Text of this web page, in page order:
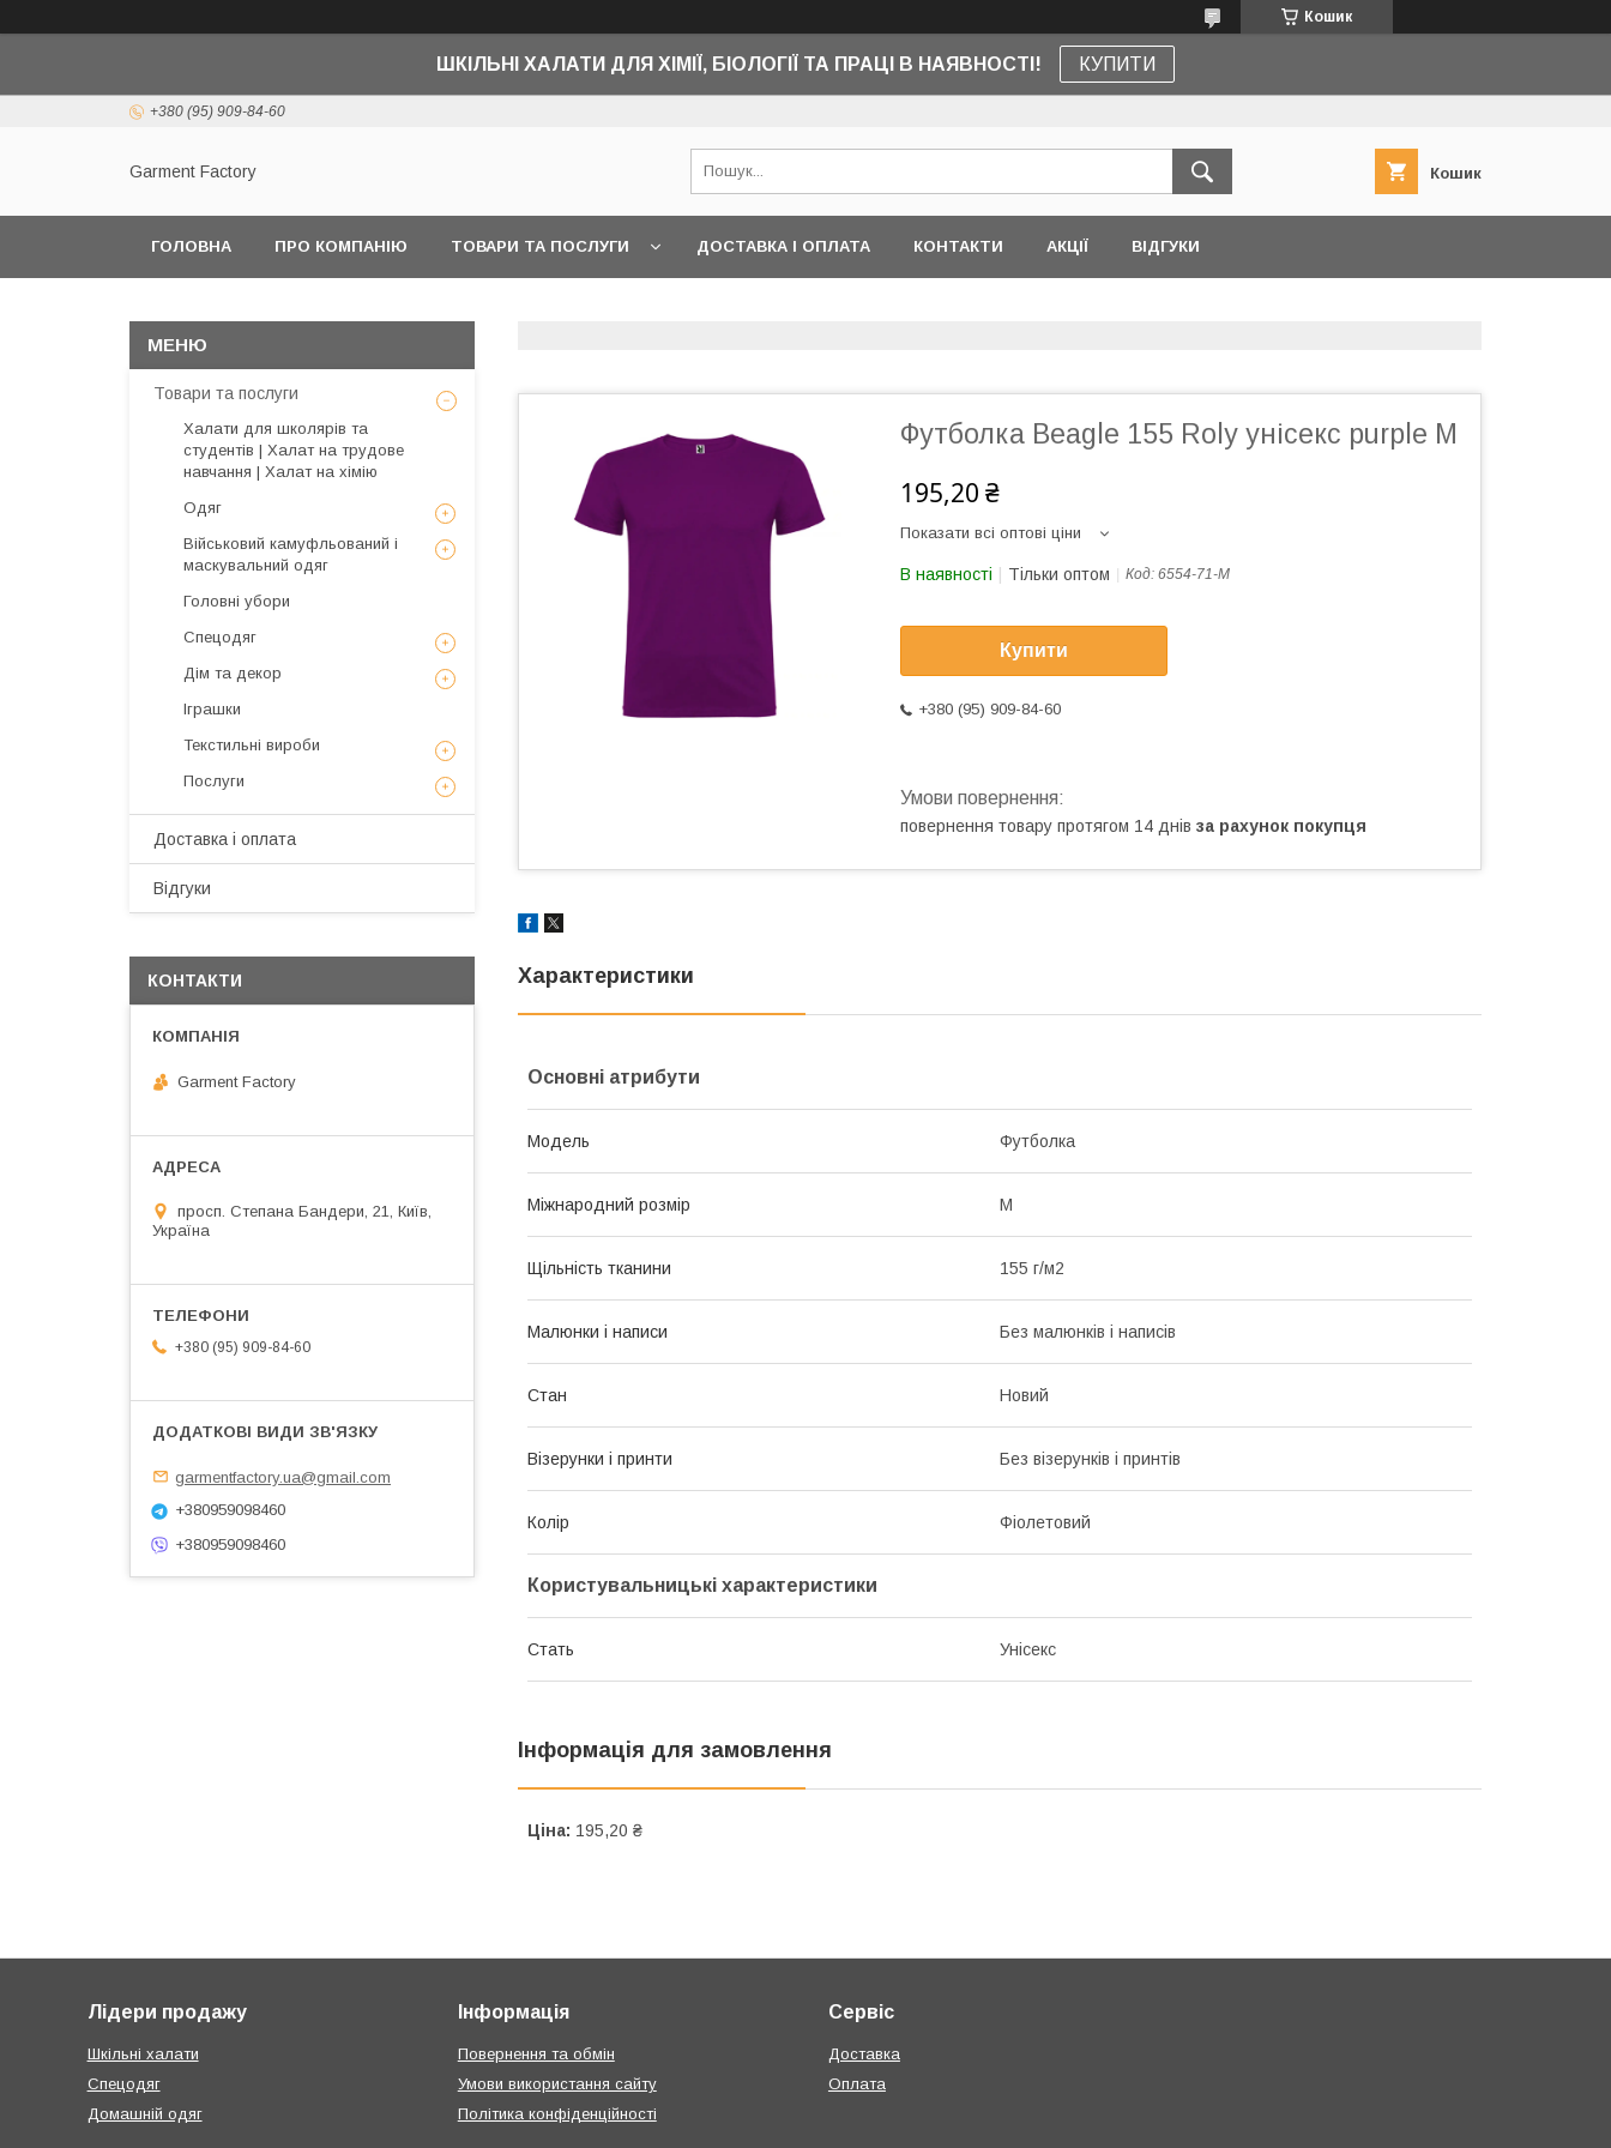
Кошик
ШКІЛЬНІ ХАЛАТИ ДЛЯ ХІМІЇ, БІОЛОГІЇ ТА ПРАЦІ В НАЯВНОСТІ! КУПИТИ
+380 (95) 909-84-60
Garment Factory Кошик
ГОЛОВНА ПРО КОМПАНІЮ ТОВАРИ ТА ПОСЛУГИ ДОСТАВКА І ОПЛАТА КОНТАКТИ АКЦІЇ ВІДГУКИ
Футболка Beagle 155 Roly унісекс purple M
195,20 ₴
Показати всі оптові ціни
В наявності Тільки оптом Код: 6554-71-M
Купити
+380 (95) 909-84-60
повернення товару протягом 14 днів за рахунок покупця
Характеристики
Основні атрибути
Модель Футболка
Міжнародний розмір M
Щільність тканини 155 г/м2
Малюнки і написи Без малюнків і написів
Стан Новий
Візерунки і принти Без візерунків і принтів
Колір Фіолетовий
Користувальницькі характеристики
Стать Унісекс
Інформація для замовлення
Ціна: 195,20 ₴
Товари та послуги
Халати для школярів та
студентів | Халат на трудове
навчання | Халат на хімію
Одяг
Військовий камуфльований і
маскувальний одяг
Головні убори
Спецодяг
Дім та декор
Іграшки
Текстильні вироби
Послуги
Доставка і оплата
Відгуки
КОНТАКТИ
Garment Factory
просп. Степана Бандери, 21, Київ,
Україна
+380 (95) 909-84-60
garmentfactory.ua@gmail.com
+380959098460
+380959098460
Лідери продажу
Шкільні халати
Спецодяг
Домашній одяг
Інформація
Повернення та обмін
Умови використання сайту
Політика конфіденційності
Сервіс
Доставка
Оплата